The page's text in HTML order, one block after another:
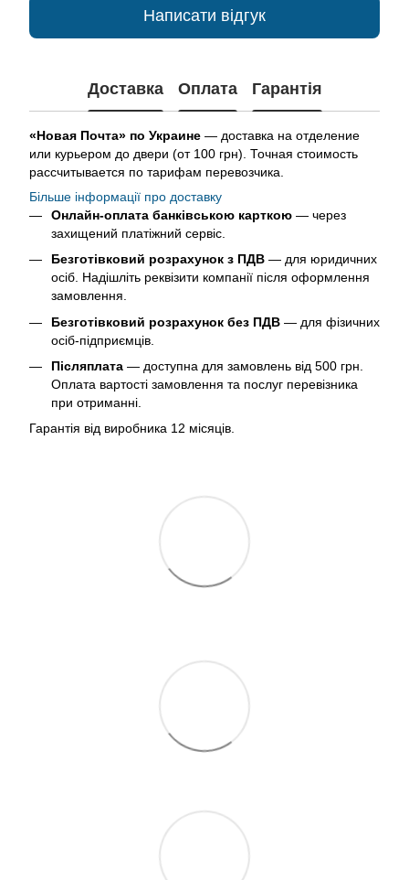
Написати відгук
Доставка Оплата Гарантія
«Новая Почта» по Украине — доставка на отделение
или курьером до двери (от 100 грн). Точная стоимость
рассчитывается по тарифам перевозчика.
Більше інформації про доставку
Онлайн-оплата банківською карткою — через
захищений платіжний сервіс.
Безготівковий розрахунок з ПДВ — для юридичних
осіб. Надішліть реквізити компанії після оформлення
замовлення.
Безготівковий розрахунок без ПДВ — для фізичних
осіб-підприємців.
Післяплата — доступна для замовлень від 500 грн.
Оплата вартості замовлення та послуг перевізника
при отриманні.
Гарантія від виробника 12 місяців.